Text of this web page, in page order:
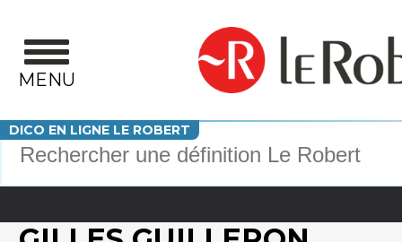
MENU
DICO EN LIGNE LE ROBERT
Votre recherche